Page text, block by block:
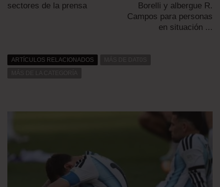
sectores de la prensa
Borelli y albergue R.
Campos para personas
en situación ...
ARTÍCULOS RELACIONADOS